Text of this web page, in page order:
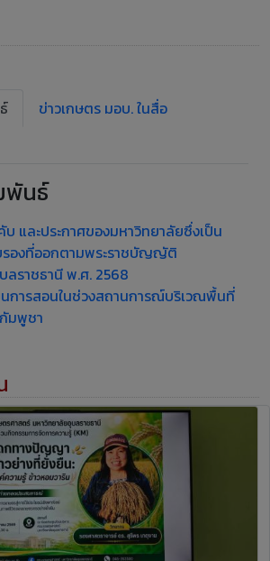
ข่าวเกษตร มอบ. ในสื่อ
พันธ์
บ และประกาศของมหาวิทยาลัยซึ่งเป็น
องที่ออกตามพระราชบัญญัติ
ลราชธานี พ.ศ. 2568
นการสอนในช่วงสถานการณ์บริเวณพื้นที่
มพูชา